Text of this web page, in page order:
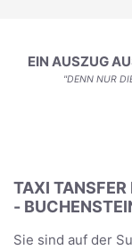
EIN AUSZUG
"DENN NUR
TAXI
-
Sie sind auf der